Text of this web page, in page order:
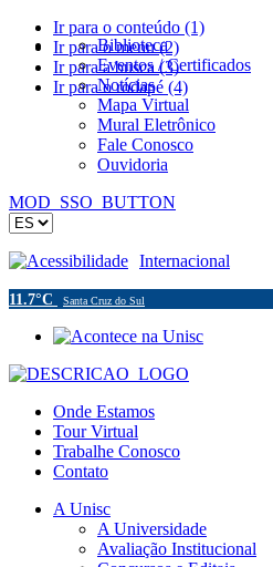
Ir para o conteúdo (1)
Ir para o menu (2)
Ir para a busca (3)
Ir para o rodapé (4)
Biblioteca
Eventos / Certificados
Notícias
Mapa Virtual
Mural Eletrônico
Fale Conosco
Ouvidoria
MOD_SSO_BUTTON
Acessibilidade Internacional
11.7°C Santa Cruz do Sul
Onde Estamos
Tour Virtual
Trabalhe Conosco
Contato
A Unisc
A Universidade
Avaliação Institucional